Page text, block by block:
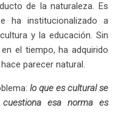
de la naturaleza. Es
ha institucionalizado a
y la educación. Sin
el tiempo, ha adquirido
parecer natural.
lo que es cultural se
esa norma es